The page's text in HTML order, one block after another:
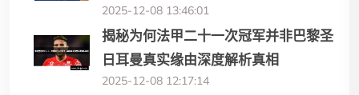
2025-12-08 13:46:01
揭秘为何法甲二十一次冠军并非巴黎圣
日耳曼真实缘由深度解析真相
2025-12-08 12:17:14